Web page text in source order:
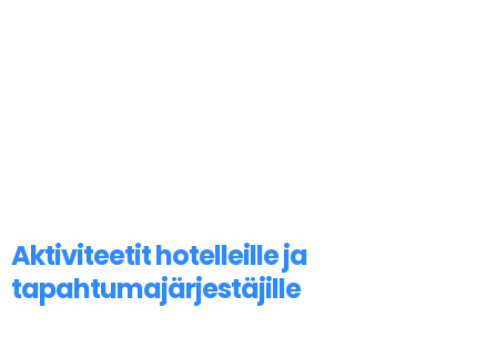
Aktiviteetit hotelleille ja
tapahtumajärjestäjille